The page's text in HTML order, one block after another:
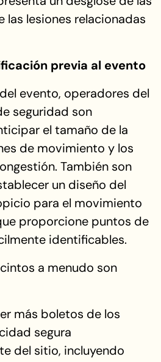
las lesiones relacionadas
previa al evento
evento, operadores del
seguridad son
el tamaño de la
de movimiento y los
También son
un diseño del
para el movimiento
proporcione puntos de
identificables.
a menudo son
más boletos de los
segura
del sitio, incluyendo